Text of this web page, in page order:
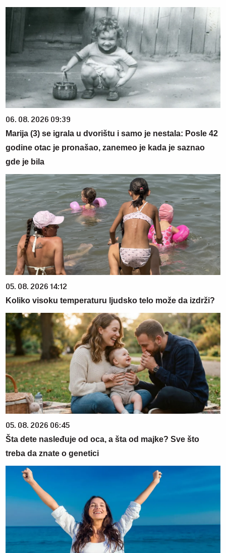
06. 08. 2026 09:39
Marija (3) se igrala u dvorištu i samo je nestala: Posle 42
godine otac je pronašao, zanemeo je kada je saznao
gde je bila
05. 08. 2026 14:12
Koliko visoku temperaturu ljudsko telo može da izdrži?
05. 08. 2026 06:45
Šta dete nasleđuje od oca, a šta od majke? Sve što
treba da znate o genetici